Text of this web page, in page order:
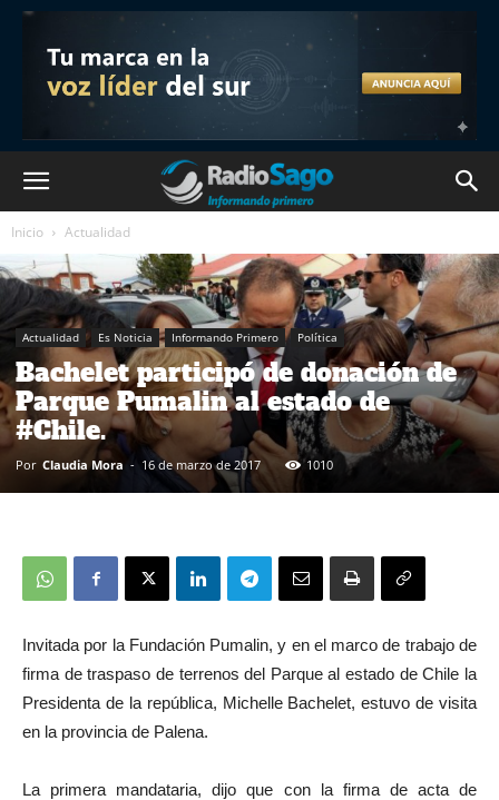
Inicio Actualidad
Actualidad Es Noticia Informando Primero Política
Bachelet participó de donación de
Parque Pumalin al estado de
#Chile.
Por Claudia Mora - 16 de marzo de 2017 1010
Invitada por la Fundación Pumalin, y en el marco de trabajo de
firma de traspaso de terrenos del Parque al estado de Chile la
Presidenta de la república, Michelle Bachelet, estuvo de visita
en la provincia de Palena.
La primera mandataria, dijo que con la firma de acta de